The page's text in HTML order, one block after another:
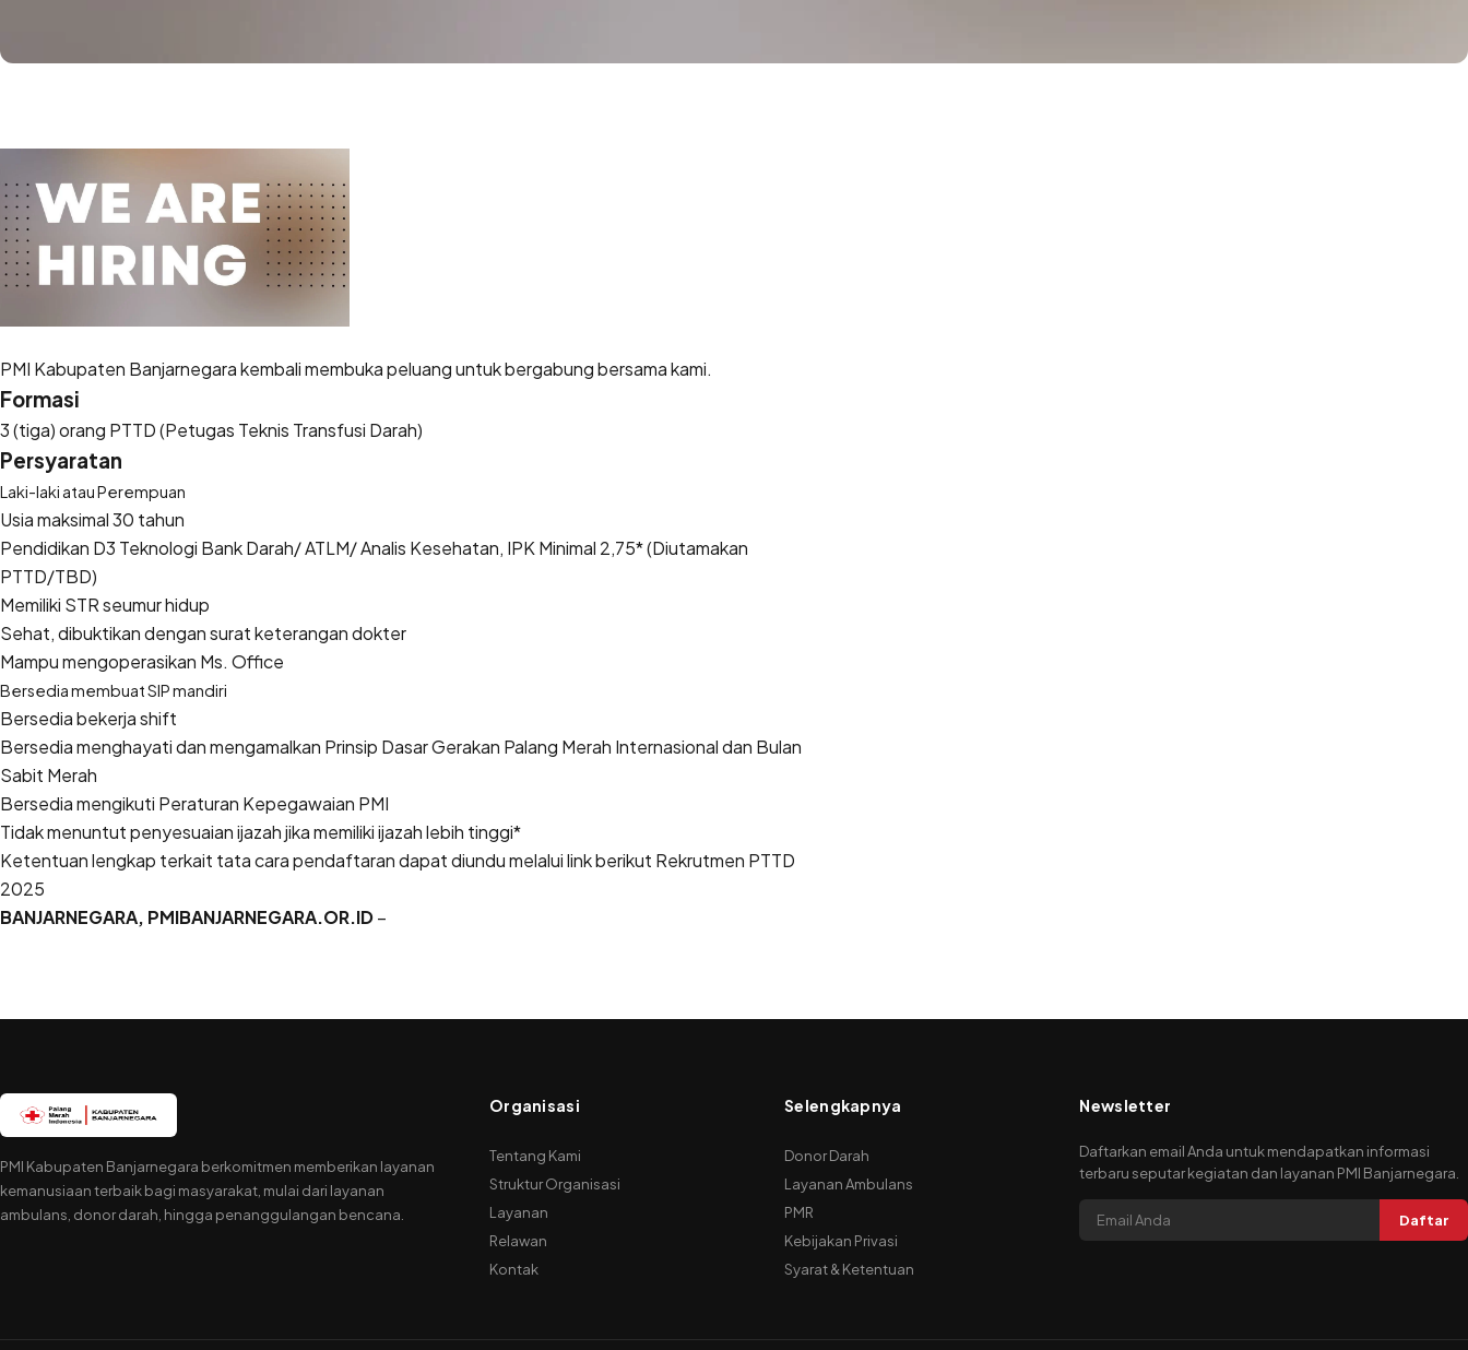
PMI Kabupaten Banjarnegara kembali membuka peluang untuk bergabung bersama kami.
Formasi
3 (tiga) orang PTTD (Petugas Teknis Transfusi Darah)
Persyaratan
Laki-laki atau Perempuan
Usia maksimal 30 tahun
Pendidikan D3 Teknologi Bank Darah/ ATLM/ Analis Kesehatan, IPK Minimal 2,75* (Diutamakan
PTTD/TBD)
Memiliki STR seumur hidup
Sehat, dibuktikan dengan surat keterangan dokter
Mampu mengoperasikan Ms. Office
Bersedia membuat SIP mandiri
Bersedia bekerja shift
Bersedia menghayati dan mengamalkan Prinsip Dasar Gerakan Palang Merah Internasional dan Bulan
Sabit Merah
Bersedia mengikuti Peraturan Kepegawaian PMI
Tidak menuntut penyesuaian ijazah jika memiliki ijazah lebih tinggi*
Ketentuan lengkap terkait tata cara pendaftaran dapat diundu melalui link berikut Rekrutmen PTTD
2025
BANJARNEGARA, PMIBANJARNEGARA.OR.ID–
PMI Kabupaten Banjarnegara berkomitmen memberikan layanan
kemanusiaan terbaik bagi masyarakat, mulai dari layanan
ambulans, donor darah, hingga penanggulangan bencana.
Organisasi
Tentang Kami
Struktur Organisasi
Layanan
Relawan
Kontak
Selengkapnya
Donor Darah
Layanan Ambulans
PMR
Kebijakan Privasi
Syarat & Ketentuan
Newsletter
Daftarkan email Anda untuk mendapatkan informasi
terbaru seputar kegiatan dan layanan PMI Banjarnegara.
Daftar